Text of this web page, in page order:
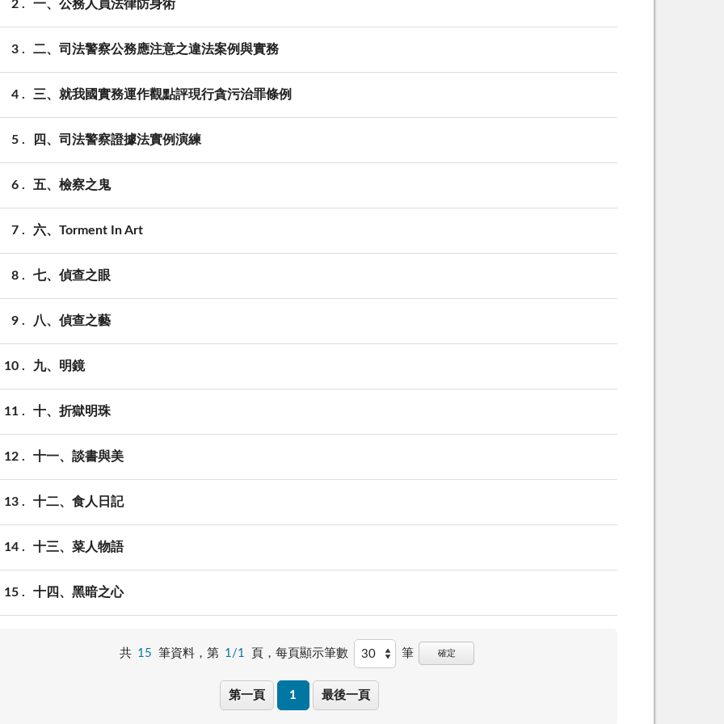
2 一、公務人員法律防身術
3 二、司法警察公務應注意之違法案例與實務
4 三、就我國實務運作觀點評現行貪污治罪條例
5 四、司法警察證據法實例演練
6 五、檢察之鬼
7 六、Torment In Art
8 七、偵查之眼
9 八、偵查之藝
10 九、明鏡
11 十、折獄明珠
12 十一、談書與美
13 十二、食人日記
14 十三、菜人物語
15 十四、黑暗之心
共 15 筆資料，第 1/1 頁， 每頁顯示筆數 筆 確定
第一頁 1 最後一頁